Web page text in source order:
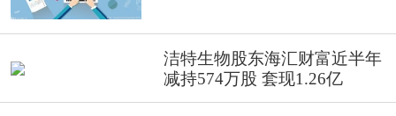
洁特生物股东海汇财富近半年
减持574万股 套现1.26亿